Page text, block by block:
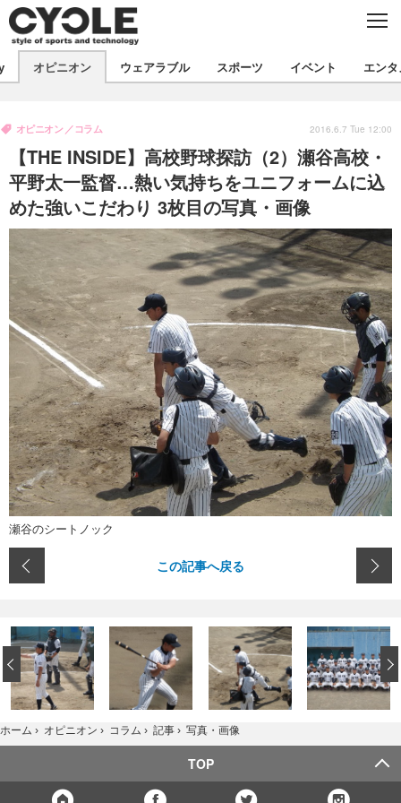
C
製品/用品
衣類
飲食
バックナンバー
コラム
インプレ
ボイス
デバイス
ビジネス
国内
海外
スポーツ
短信
まとめ
選手
写真
動画
イベント
試乗会
スポーツ
ツアー
文化
エンタメ
芸能
出版／映画
話題
ファッション
デザイン
写真
動画
ライフ
社会
政治
ハウツー
オピニオン ウェアラブル スポーツ イベント エンタ
【THE INSIDE】高校野球探訪（2）瀬谷高校・
平野太一監督…熱い気持ちをユニフォームに込
めた強いこだわり 3枚目の写真・画像
オピニオン コラム 2016.6.7 Tue 12:00
瀬谷のシートノック
この記事へ戻る
‹
ホーム › オピニオン › コラム › 記事 › 写真・画像
TOP